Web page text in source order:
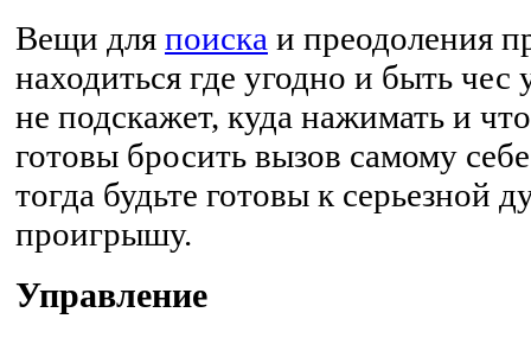
Вещи для поиска и преодоления
находиться где угодно и быть чес
не подскажет, куда нажимать и
готовы бросить вызов самому
тогда будьте готовы к серьезной
проигрышу.
Управление